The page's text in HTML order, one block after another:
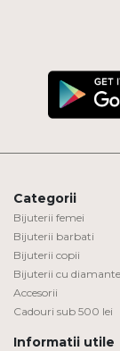
Categorii
Bijuterii femei
Bijuterii barbati
Bijuterii copii
Bijuterii cu diamante
Accesorii
Cadouri sub 500 lei
Informatii utile